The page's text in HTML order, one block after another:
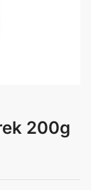
200g